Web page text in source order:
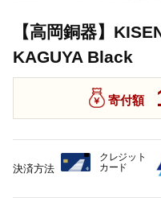
【高岡銅器】
KAGUYA Black
寄付額
決済方法
クレジット
カード